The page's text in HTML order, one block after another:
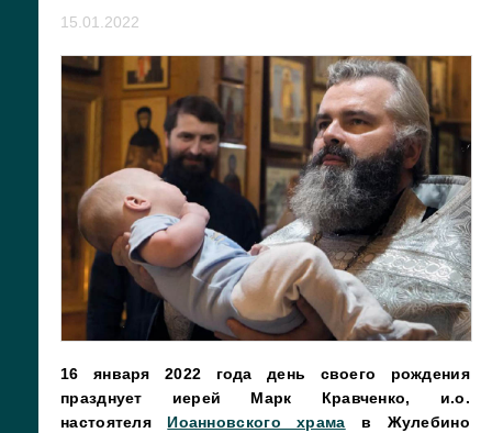
15.01.2022
16 января 2022 года день своего рождения
празднует иерей Марк Кравченко, и.о.
настоятеля Иоанновского храма в Жулебино